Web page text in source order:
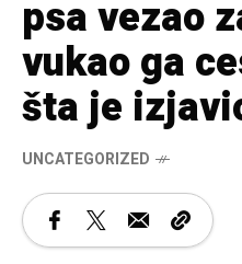
psa vezao
vukao ga
šta je
UNCATEGORIZED